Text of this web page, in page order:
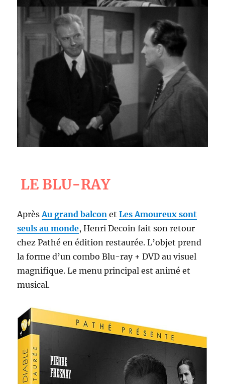
LE BLU-RAY
AprèsAu grand balcon etLes Amoureux sont
seuls au monde, Henri Decoin fait son retour
chez Pathé en édition restaurée. L’objet prend
la forme d’un combo Blu-ray + DVD au visuel
magnifique. Le menu principal est animé et
musical.